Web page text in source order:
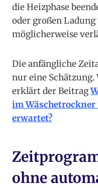
die Heizphase
oder großen
möglicherweise
Die anfängliche
nur eine
erklärt der Beitrag
im
erwartet?
ohne